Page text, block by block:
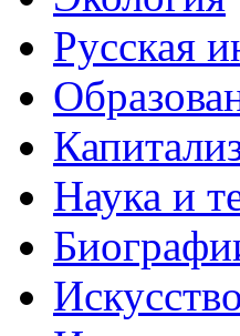
Русская
Наука и
Искусство